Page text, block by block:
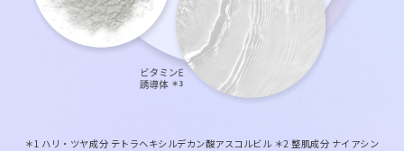
＊1 ハリ・ツヤ成分 テトラヘキシルデカン酸アスコルビル ＊2 整肌成分 ナイアシン